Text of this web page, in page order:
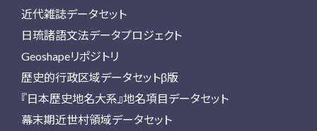
近代雑誌データセット
日琉諸語文法データプロジェクト
Geoshapeリポジトリ
歴史的行政区域データセットβ版
『日本歴史地名大系』地名項目データセット
幕末期近世村領域データセット